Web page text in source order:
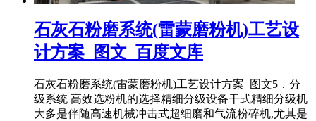
石灰石粉磨系统(雷蒙磨粉机)工艺设
计方案_图文_百度文库
石灰石粉磨系统(雷蒙磨粉机)工艺设计方案_图文5．分
级系统 高效选粉机的选择精细分级设备干式精细分级机
大多是伴随高速机械冲击式超细磨和气流粉碎机,尤其是